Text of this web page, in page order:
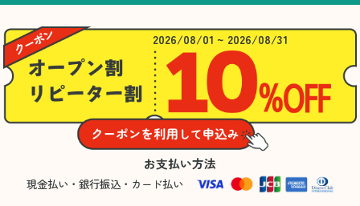
2026/08/01 ~ 2026/08/31
お支払い方法
現金払い・銀行振込・カード払い